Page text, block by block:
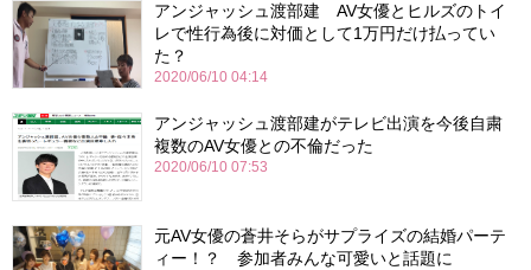
アンジャッシュ渡部建 AV女優とヒルズのトイ
レで性行為後に対価として1万円だけ払ってい
た？
2020/06/10 04:14
アンジャッシュ渡部建がテレビ出演を今後自粛
複数のAV女優との不倫だった
2020/06/10 07:53
元AV女優の蒼井そらがサプライズの結婚パーテ
ィー！？ 参加者みんな可愛いと話題に